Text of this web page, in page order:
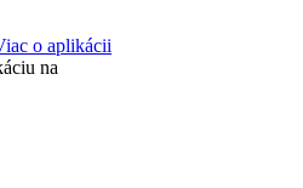
o aplikácii
na